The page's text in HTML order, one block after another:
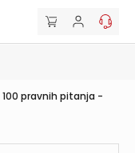
100 pravnih pitanja -